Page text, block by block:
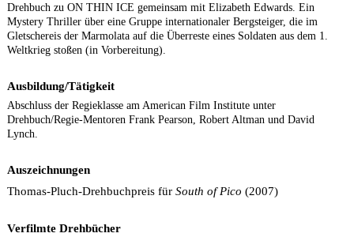
Drehbuch zu ON THIN ICE gemeinsam mit Elizabeth Edwards. Ein
Mystery Thriller über eine Gruppe internationaler Bergsteiger, die im
Gletschereis der Marmolata auf die Überreste eines Soldaten aus dem 1.
Weltkrieg stoßen (in Vorbereitung).
Ausbildung/Tätigkeit
Abschluss der Regieklasse am American Film Institute unter
Drehbuch/Regie-Mentoren Frank Pearson, Robert Altman und David
Lynch.
Auszeichnungen
Thomas-Pluch-Drehbuchpreis für South of Pico (2007)
Verfilmte Drehbücher